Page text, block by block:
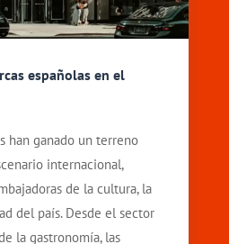
españolas en el
han ganado un terreno
internacional,
de la cultura, la
del país. Desde el sector
la gastronomía, las